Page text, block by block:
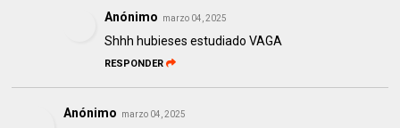
Anónimo marzo 04, 2025
Shhh hubieses estudiado VAGA
RESPONDER
Anónimo marzo 04, 2025